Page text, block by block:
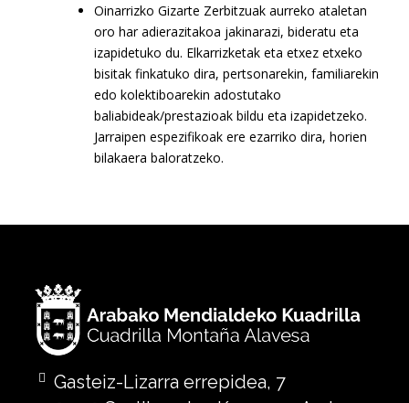
Oinarrizko Gizarte Zerbitzuak aurreko ataletan
oro har adierazitakoa jakinarazi, bideratu eta
izapidetuko du. Elkarrizketak eta etxez etxeko
bisitak finkatuko dira, pertsonarekin, familiarekin
edo kolektiboarekin adostutako
baliabideak/prestazioak bildu eta izapidetzeko.
Jarraipen espezifikoak ere ezarriko dira, horien
bilakaera baloratzeko.
Gasteiz-Lizarra errepidea, 7